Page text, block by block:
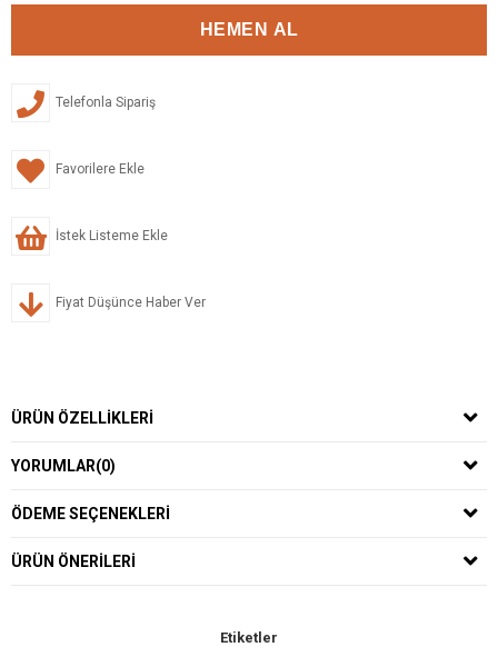
Telefonla Sipariş
Favorilere Ekle
İstek Listeme Ekle
Fiyat Düşünce Haber Ver
ÜRÜN ÖZELLIKLERI
YORUMLAR(0)
ÖDEME SEÇENEKLERI
ÜRÜN ÖNERILERI
Etiketler